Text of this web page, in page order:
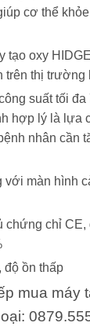
cơ thể
tạo oxy
trên thị trường
suất tối
hợp lý là lựa
nhân cần
với màn hình
chứng chỉ
độ ồn thấp
mua máy